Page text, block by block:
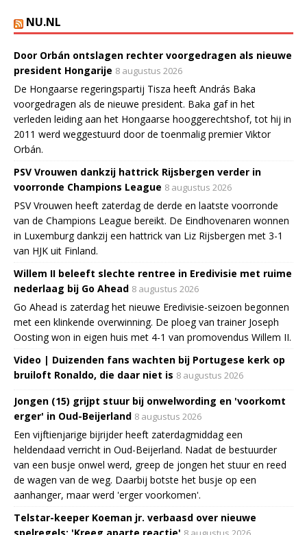
NU.NL
Door Orbán ontslagen rechter voorgedragen als nieuwe
president Hongarije 8 augustus 2026
De Hongaarse regeringspartij Tisza heeft András Baka
voorgedragen als de nieuwe president. Baka gaf in het
verleden leiding aan het Hongaarse hooggerechtshof, tot hij in
2011 werd weggestuurd door de toenmalig premier Viktor
Orbán.
PSV Vrouwen dankzij hattrick Rijsbergen verder in
voorronde Champions League 8 augustus 2026
PSV Vrouwen heeft zaterdag de derde en laatste voorronde
van de Champions League bereikt. De Eindhovenaren wonnen
in Luxemburg dankzij een hattrick van Liz Rijsbergen met 3-1
van HJK uit Finland.
Willem II beleeft slechte rentree in Eredivisie met ruime
nederlaag bij Go Ahead 8 augustus 2026
Go Ahead is zaterdag het nieuwe Eredivisie-seizoen begonnen
met een klinkende overwinning. De ploeg van trainer Joseph
Oosting won in eigen huis met 4-1 van promovendus Willem II.
Video | Duizenden fans wachten bij Portugese kerk op
bruiloft Ronaldo, die daar niet is 8 augustus 2026
Jongen (15) grijpt stuur bij onwelwording en 'voorkomt
erger' in Oud-Beijerland 8 augustus 2026
Een vijftienjarige bijrijder heeft zaterdagmiddag een
heldendaad verricht in Oud-Beijerland. Nadat de bestuurder
van een busje onwel werd, greep de jongen het stuur en reed
de wagen van de weg. Daarbij botste het busje op een
aanhanger, maar werd 'erger voorkomen'.
Telstar-keeper Koeman jr. verbaasd over nieuwe